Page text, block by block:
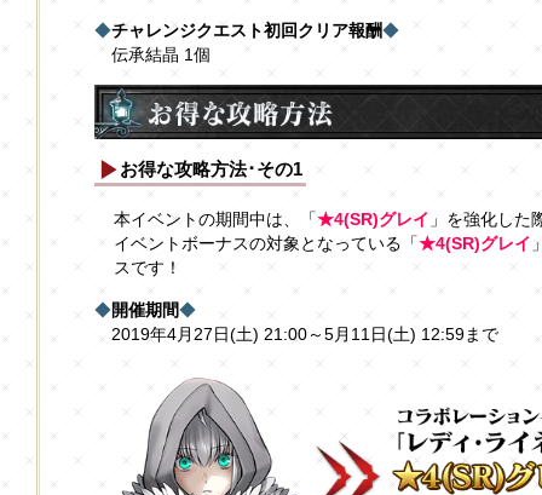
◆チャレンジクエスト初回クリア報酬◆
伝承結晶 1個
お得な攻略方法･その1
本イベントの期間中は、「★4(SR)グレイ 」を強化した
イベントボーナスの対象となっている「★4(SR)グレイ
スです！
◆開催期間◆
2019年4月27日(土) 21:00～5月11日(土) 12:59まで